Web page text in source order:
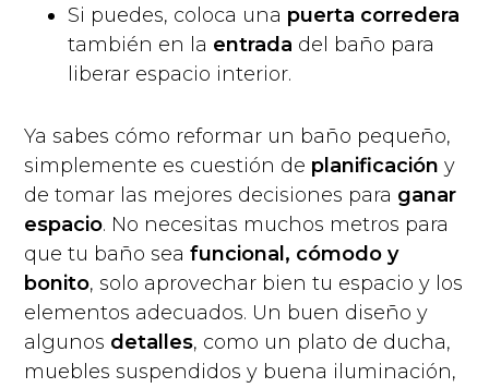
Si puedes, coloca una puerta corredera
también en la entrada del baño para
liberar espacio interior.
Ya sabes cómo reformar un baño pequeño,
simplemente es cuestión de planificación y
de tomar las mejores decisiones para ganar
espacio. No necesitas muchos metros para
que tu baño seafuncional, cómodo y
bonito, solo aprovechar bien tu espacio y los
elementos adecuados. Un buen diseño y
algunos detalles, como un plato de ducha,
muebles suspendidos y buena iluminación,